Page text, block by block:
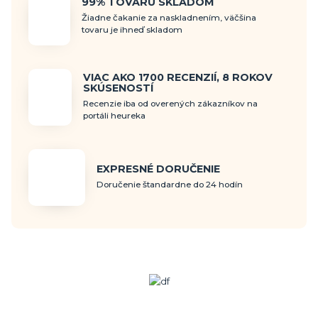
Žiadne čakanie za naskladnením, väčšina
tovaru je ihneď skladom
VIAC AKO 1700 RECENZIÍ, 8 ROKOV
SKÚSENOSTÍ
Recenzie iba od overených zákazníkov na
portáli heureka
EXPRESNÉ DORUČENIE
Doručenie štandardne do 24 hodín